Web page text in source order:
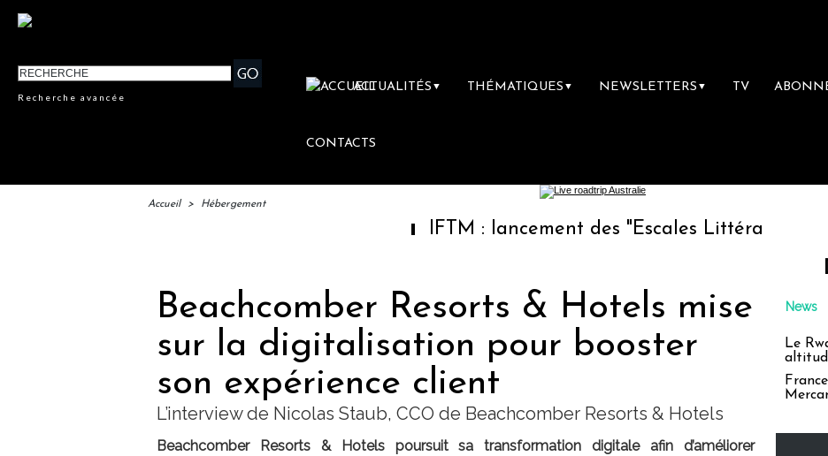
Recherche avancée
ACTUALITÉS ▼ THÉMATIQUES ▼ NEWSLETTERS ▼ TV
CONTACTS
Accueil > Hébergement
IFTM : lancement des "Escales Littéraires", la
Beachcomber Resorts & Hotels mise
sur la digitalisation pour booster
son expérience client
L’interview de Nicolas Staub, CCO de Beachcomber Resorts & Hotels
Beachcomber Resorts & Hotels poursuit sa transformation digitale afin d’améliorer
News
Le